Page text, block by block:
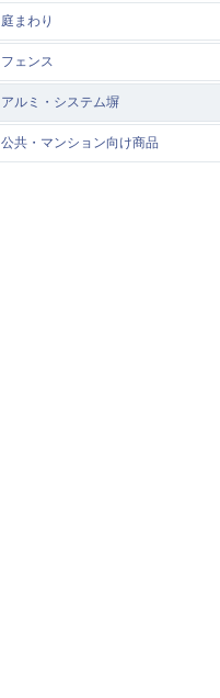
庭まわり
フェンス
アルミ・システム塀
公共・マンション向け商品